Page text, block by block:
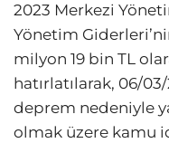
2023 Merkezi
Yönetim
milyon 19 bin TL
hatırlatılarak, 06/
deprem nedeniyle
olmak üzere kamu